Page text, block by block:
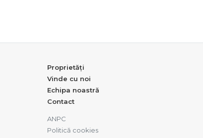
Proprietăți
Vinde cu noi
Echipa noastră
Contact
ANPC
Politică cookies